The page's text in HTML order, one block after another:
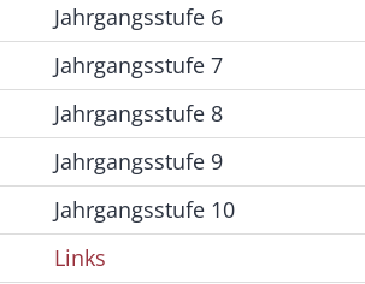
Jahrgangsstufe 6
Jahrgangsstufe 7
Jahrgangsstufe 8
Jahrgangsstufe 9
Jahrgangsstufe 10
Links